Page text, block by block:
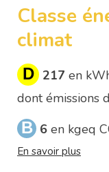
Classe
climat
D 217 en
dont émissions
B 6 en kgeq
En savoir plus